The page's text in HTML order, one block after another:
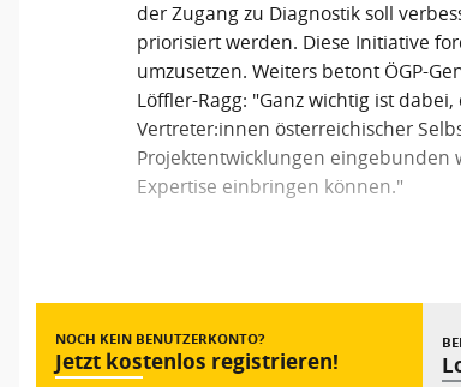
der Zugang zu Diagnostik soll
priorisiert werden. Diese Initiative
umzusetzen. Weiters betont ÖGP-
Löffler-Ragg: "Ganz wichtig ist
Vertreter:innen österreichischer
Projektentwicklungen
Expertise einbringen können."
NOCH KEIN BENUTZERKONTO?
Jetzt kostenlos registrieren!